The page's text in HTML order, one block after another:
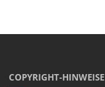
COPYRIGHT-HINWEISE